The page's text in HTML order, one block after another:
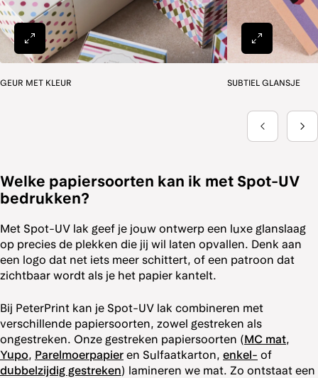
Welke papiersoorten kan ik met Spot-UV
bedrukken?
Met Spot-UV lak geef je jouw ontwerp een luxe glanslaag
op precies de plekken die jij wil laten opvallen. Denk aan
een logo dat net iets meer schittert, of een patroon dat
zichtbaar wordt als je het papier kantelt.
Bij PeterPrint kan je Spot-UV lak combineren met
verschillende papiersoorten, zowel gestreken als
ongestreken. Onze gestreken papiersoorten (MC mat,
Yupo, Parelmoerpapier en Sulfaatkarton, enkel- of
dubbelzijdig gestreken) lamineren we mat. Zo ontstaat een